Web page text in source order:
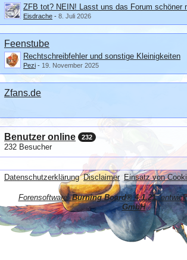
ZFB tot? NEIN! Lasst uns das Forum schöner
Eisdrache - 8. Juli 2026
Feenstube
Rechtschreibfehler und sonstige Kleinigkeiten
Pezi - 19. November 2025
Zfans.de
Benutzer online 232
232 Besucher
Datenschutzerklärung Disclaimer Einsatz von
Forensoftware:Burning Board® 4.1.21,
GmbH